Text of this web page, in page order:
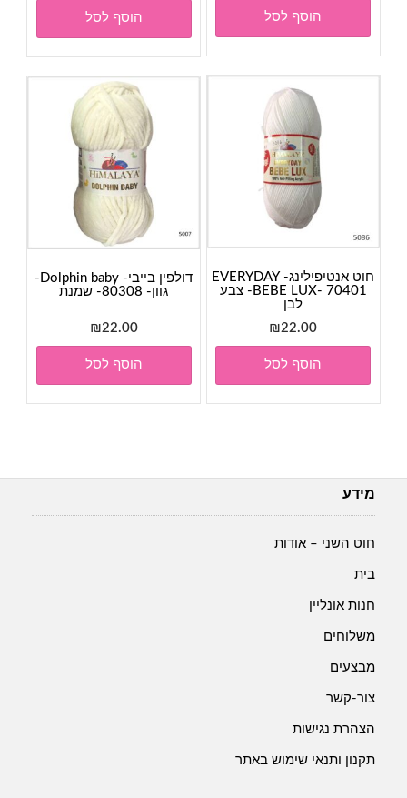
הוסף לסל הוסף לסל
חוט אנטיפילינג- EVERYDAY
BEBE LUX- 70401- צבע
לבן
₪22.00
הוסף לסל
דולפין בייבי- Dolphin baby-
גוון- 80308- שמנת
₪22.00
הוסף לסל
מידע
חוט השני – אודות
בית
חנות אונליין
משלוחים
מבצעים
צור-קשר
הצהרת נגישות
תקנון ותנאי שימוש באתר